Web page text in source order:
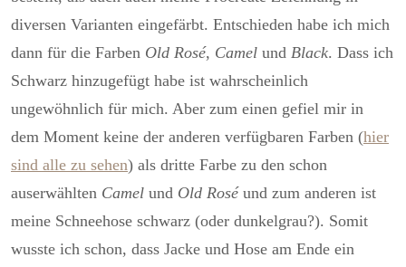
diversen Varianten eingefärbt. Entschieden habe ich mich
dann für die Farben Old Rosé, Camel und Black. Dass ich
Schwarz hinzugefügt habe ist wahrscheinlich
ungewöhnlich für mich. Aber zum einen gefiel mir in
dem Moment keine der anderen verfügbaren Farben (hier
sind alle zu sehen) als dritte Farbe zu den schon
auserwählten Camel und Old Roséund zum anderen ist
meine Schneehose schwarz (oder dunkelgrau?). Somit
wusste ich schon, dass Jacke und Hose am Ende ein